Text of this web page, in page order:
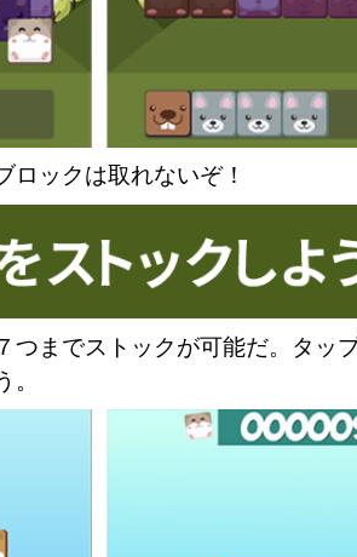
ロックは取れないぞ！
つまでストックが可能だ。タッ